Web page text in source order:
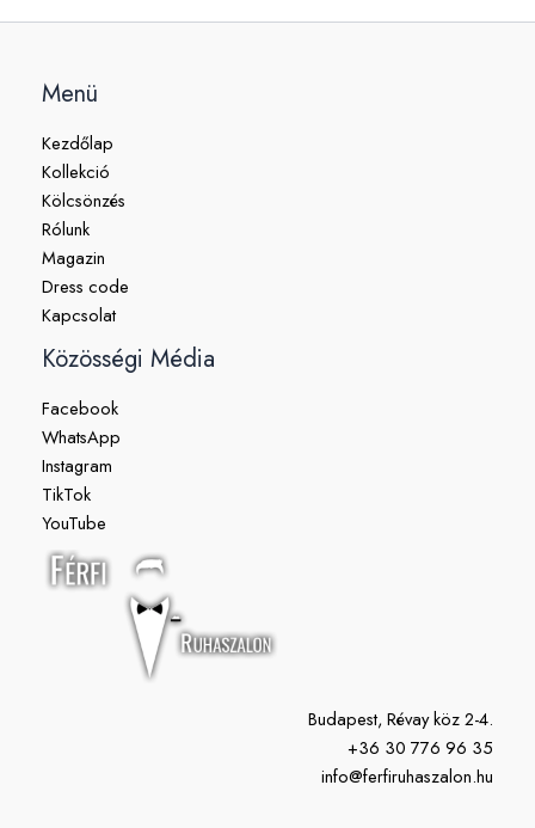
Menü
Kezdőlap
Kollekció
Kölcsönzés
Rólunk
Magazin
Dress code
Kapcsolat
Közösségi Média
Facebook
WhatsApp
Instagram
TikTok
YouTube
Budapest, Révay köz 2-4.
+36 30 776 96 35
info@ferfiruhaszalon.hu